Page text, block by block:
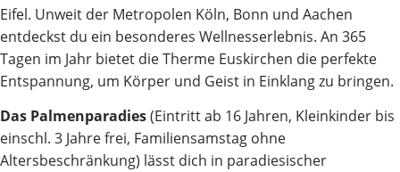
Eifel. Unweit der Metropolen Köln, Bonn und Aachen
entdeckst du ein besonderes Wellnesserlebnis. An 365
Tagen im Jahr bietet die Therme Euskirchen die perfekte
Entspannung, um Körper und Geist in Einklang zu bringen.
Das Palmenparadies(Eintritt ab 16 Jahren, Kleinkinder bis
einschl. 3 Jahre frei, Familiensamstag ohne
Altersbeschränkung) lässt dich in paradiesischer